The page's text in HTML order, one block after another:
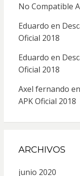
No Compatible
Eduardo en
Oficial 2018
Eduardo en
Oficial 2018
Axel fernando en
APK Oficial 2018
ARCHIVOS
junio 2020